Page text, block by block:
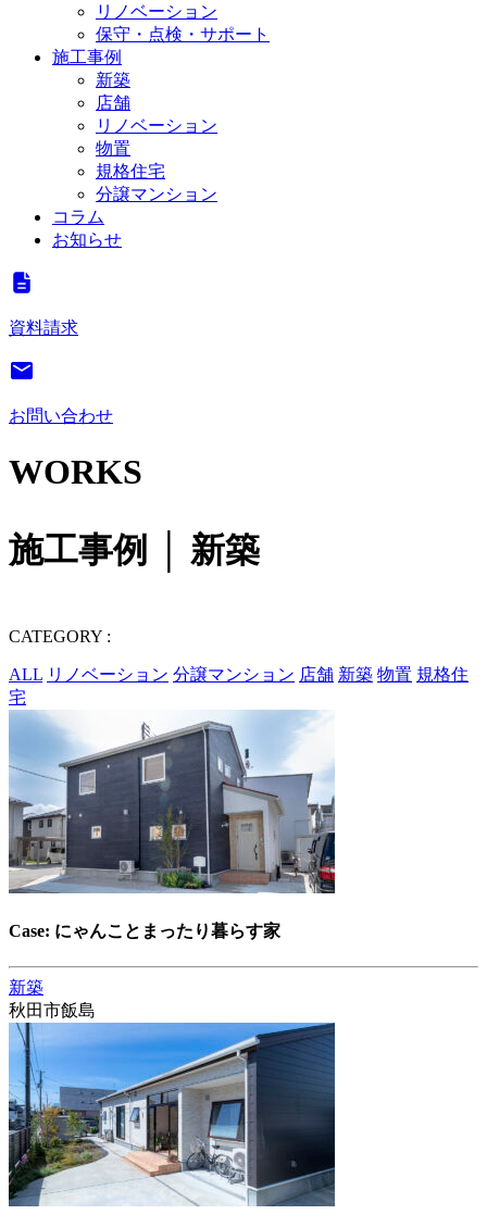
リノベーション
保守・点検・サポート
施工事例
新築
店舗
リノベーション
物置
規格住宅
分譲マンション
コラム
お知らせ
資料請求
お問い合わせ
WORKS
施工事例 │ 新築
CATEGORY :
ALL リノベーション 分譲マンション 店舗 新築 物置 規格住
宅
Case: にゃんことまったり暮らす家
新築
秋田市飯島